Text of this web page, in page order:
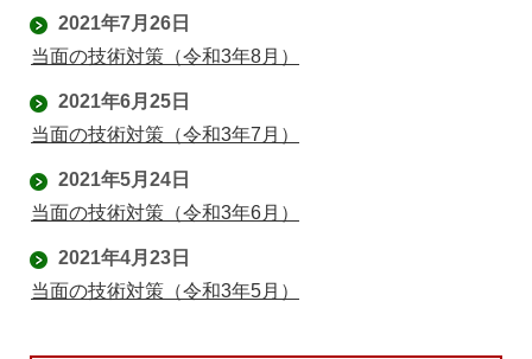
2021年7月26日
当面の技術対策（令和3年8月）
2021年6月25日
当面の技術対策（令和3年7月）
2021年5月24日
当面の技術対策（令和3年6月）
2021年4月23日
当面の技術対策（令和3年5月）